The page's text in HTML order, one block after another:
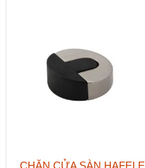
CHẶN CỬA SÀN HAFELE